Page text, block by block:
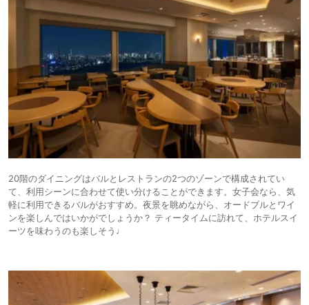
20階のダイニングはバルとレストランの2つのゾーンで構成されてい
て、利用シーンに合わせて使い分けることができます。女子会なら、気
軽に利用できるバルがおすすめ。夜景を眺めながら、オードブルとワイ
ンを楽しんではいかがでしょうか？ ティータイムに訪れて、ホテルスイ
ーツを味わうのも楽しそう♩